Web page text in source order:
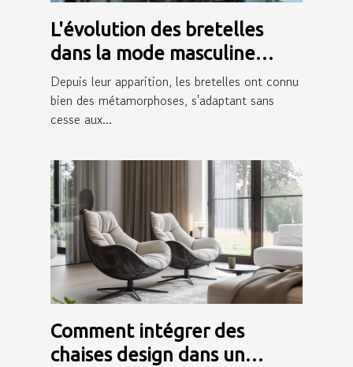
L'évolution des bretelles
dans la mode masculine
moderne
Depuis leur apparition, les bretelles ont connu
bien des métamorphoses, s'adaptant sans
cesse aux...
Comment intégrer des
chaises design dans un